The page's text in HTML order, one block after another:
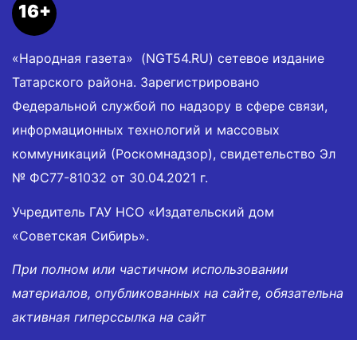
16+
«Народная газета» (NGT54.RU) сетевое издание
Татарского района. Зарегистрировано
Федеральной службой по надзору в сфере связи,
информационных технологий и массовых
коммуникаций (Роскомнадзор), свидетельство Эл
№ ФС77-81032 от 30.04.2021 г.
Учредитель ГАУ НСО «Издательский дом
«Советская Сибирь».
При полном или частичном использовании
материалов, опубликованных на сайте, обязательна
активная гиперссылка на сайт